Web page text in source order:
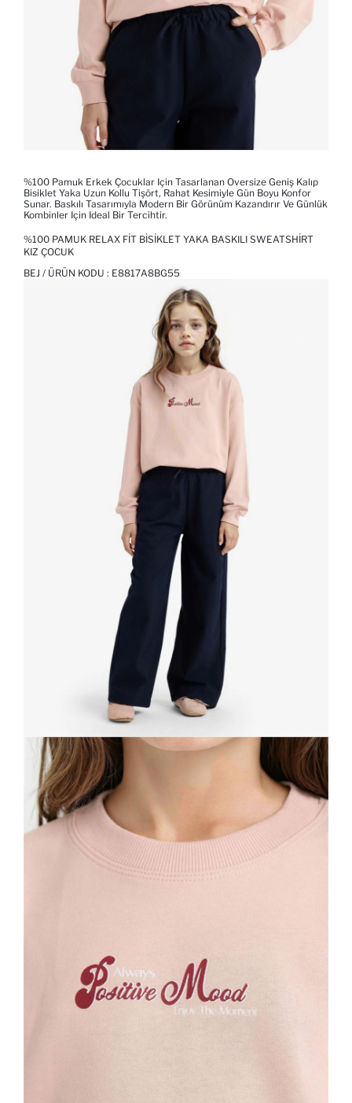
%100 Pamuk Erkek Çocuklar Için Tasarlanan Oversize Geniş Kalıp
Bisiklet Yaka Uzun Kollu Tişört, Rahat Kesimiyle Gün Boyu Konfor
Sunar. Baskılı Tasarımıyla Modern Bir Görünüm Kazandırır Ve Günlük
Kombinler Için Ideal Bir Tercihtir.
%100 PAMUK RELAX FIT BISIKLET YAKA BASKILI SWEATSHIRT
KIZ ÇOCUK
BEJ / ÜRÜN KODU : E8817A8BG55